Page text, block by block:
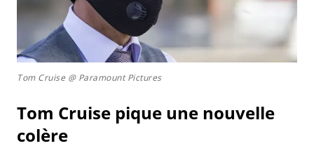
Tom Cruise @ Paramount Pictures
Tom Cruise pique une nouvelle
colère